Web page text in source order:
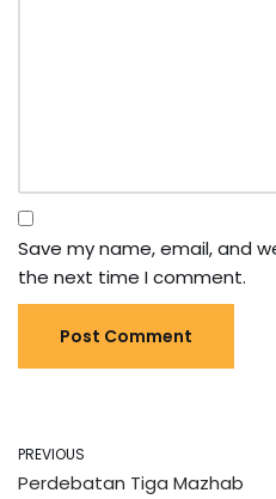
Save my name, email, and
the next time I comment.
PREVIOUS
Perdebatan Tiga Mazhab